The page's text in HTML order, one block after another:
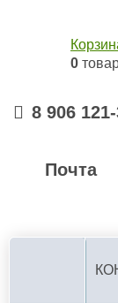
0
8 906
Почта